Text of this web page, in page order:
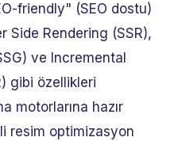
friendly" (SEO dostu)
Side Rendering (SSR),
ve Incremental
gibi özellikleri
motorlarına hazır
resim optimizasyon